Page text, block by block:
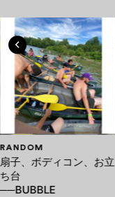
RANDOM
扇子、ボディコン、お立
ち台
──BUBBLE